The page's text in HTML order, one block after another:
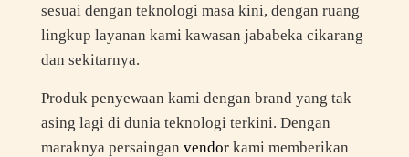
sesuai dengan teknologi masa kini, dengan ruang
lingkup layanan kami kawasan jababeka cikarang
dan sekitarnya.
Produk penyewaan kami dengan brand yang tak
asing lagi di dunia teknologi terkini. Dengan
maraknya persaingan vendor kami memberikan